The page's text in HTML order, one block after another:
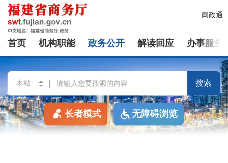
闽政通
首页 机构职能 政务公开 解读回应 办事服务
搜索
长者模式 无障碍浏览